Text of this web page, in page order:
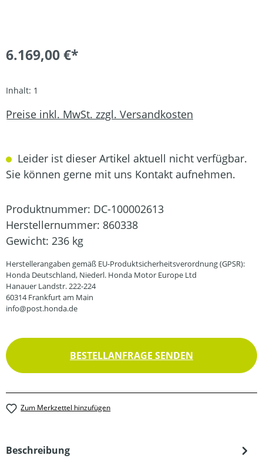
6.169,00 €*
Inhalt: 1
Preise inkl. MwSt. zzgl. Versandkosten
Leider ist dieser Artikel aktuell nicht verfügbar.
Sie können gerne mit uns Kontakt aufnehmen.
Produktnummer: DC-100002613
Herstellernummer: 860338
Gewicht: 236 kg
Herstellerangaben gemäß EU-Produktsicherheitsverordnung (GPSR):
Honda Deutschland, Niederl. Honda Motor Europe Ltd
Hanauer Landstr. 222-224
60314 Frankfurt am Main
info@post.honda.de
BESTELLANFRAGE SENDEN
Zum Merkzettel hinzufügen
Beschreibung